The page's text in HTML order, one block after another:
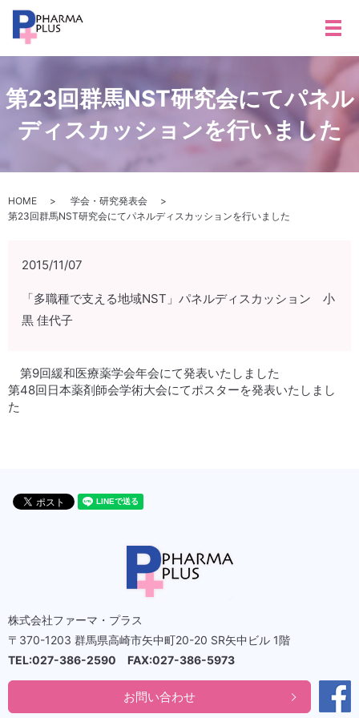
メ
第23回群馬NST研究会にてパネル
ディスカッションを行いました
HOME
学会・研究発表会
第23回群馬NST研究会にてパネルディスカッションを行いました
2015/11/07
「多職種で支える地域NST」パネルディスカッション 小
黒 佳代子
第9回緩和医療薬学会年会にて発表いたしました
第48回日本薬剤師会学術大会にてポスターを発表いたしまし
た
株式会社ファーマ・プラス
〒370-1203 群馬県高崎市矢中町20-20 SR矢中ビル 1階
TEL:027-386-2590 FAX:027-386-5973
お問い合わせ